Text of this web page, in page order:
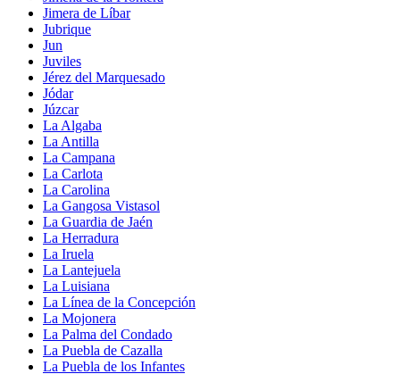
Jimera de Líbar
Jubrique
Jun
Juviles
Jérez del Marquesado
Jódar
Júzcar
La Algaba
La Antilla
La Campana
La Carlota
La Carolina
La Gangosa Vistasol
La Guardia de Jaén
La Herradura
La Iruela
La Lantejuela
La Luisiana
La Línea de la Concepción
La Mojonera
La Palma del Condado
La Puebla de Cazalla
La Puebla de los Infantes